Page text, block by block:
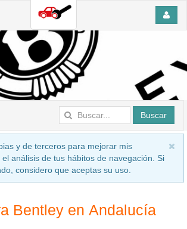
Buscar
y de terceros para mejorar mis
análisis de tus hábitos de navegación. Si
considero que aceptas su uso.
Bentley en Andalucía